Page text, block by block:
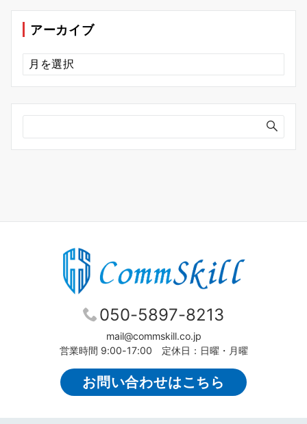
ー
アーカイブ
ア
ー
カ
ブ
050-5897-8213
mail@commskill.co.jp
営業時間 9:00-17:00 定休日：日曜・月曜
お問い合わせはこちら